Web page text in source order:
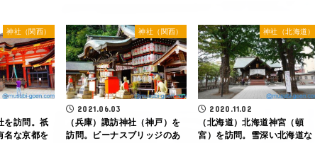
神社（関西）
を訪問。祇
名な京都を
神社（関西）
2021.06.03
（兵庫）諏訪神社（神戸）を
訪問。ビーナスブリッジのあ
神社（北海道）
2020.11.02
（北海道）北海道神宮（頓
宮）を訪問。雪深い北海道な